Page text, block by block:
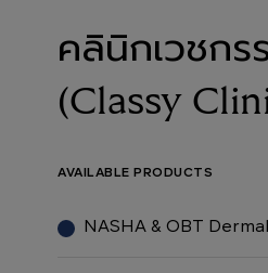
คลินิกเวชกร
(Classy
AVAILABLE PRODUCTS
NASHA & OBT